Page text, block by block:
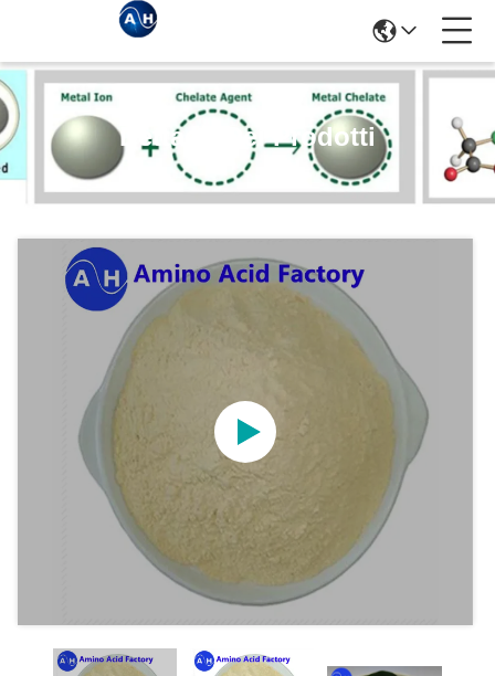
Dettagli Dei Prodotti